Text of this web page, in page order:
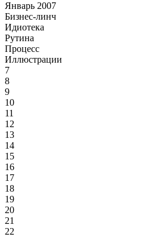
Январь 2007
Бизнес-линч
Идиотека
Рутина
Процесс
Иллюстрации
7
8
9
10
11
12
13
14
15
16
17
18
19
20
21
22